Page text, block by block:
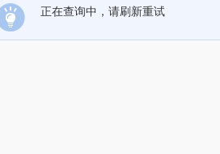
正在查询中，请刷新重试